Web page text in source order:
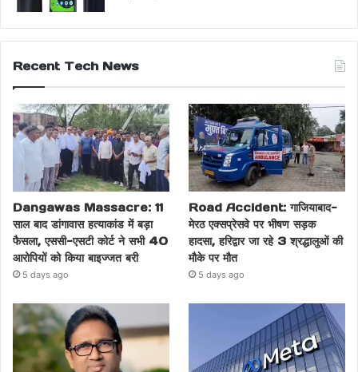
Recent Tech News
Dangawas Massacre: 11
साल बाद डांगावास हत्याकांड में बड़ा
फैसला, एससी-एसटी कोर्ट ने सभी 40
आरोपियों को किया बाइज्जत बरी
5 days ago
Road Accident: गाजियाबाद-
मेरठ एक्सप्रेसवे पर भीषण सड़क
हादसा, हरिद्वार जा रहे 3 श्रद्धालुओं की
मौके पर मौत
5 days ago